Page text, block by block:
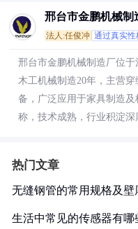
邢台市金鹏机械制
法人:任俊冲 通过真实性
邢台市金鹏机械制造厂位
木工机械制造20年，主营
备，广泛应用于家具制造
称，技术成熟，行业积淀深
热门文章
无缝钢管的常用规格及壁
生活中常见的传感器有哪